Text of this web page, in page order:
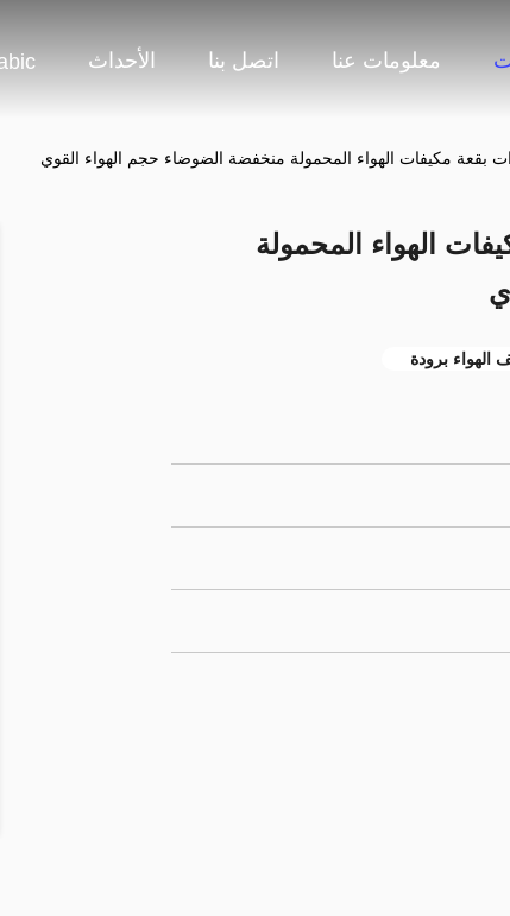
معلومات عنا اتصل بنا الأحداث
مكيفات الهواء المحمولة
الهواء برودة